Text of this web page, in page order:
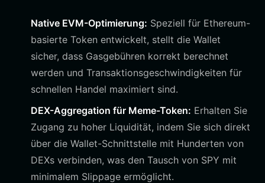
Native EVM-Optimierung: Speziell für Ethereum-
basierte Token entwickelt, stellt die Wallet
sicher, dass Gasgebühren korrekt berechnet
werden und Transaktionsgeschwindigkeiten für
schnellen Handel maximiert sind.
DEX-Aggregation für Meme-Token: Erhalten Sie
Zugang zu hoher Liquidität, indem Sie sich direkt
über die Wallet-Schnittstelle mit Hunderten von
DEXs verbinden, was den Tausch von SPY mit
minimalem Slippage ermöglicht.